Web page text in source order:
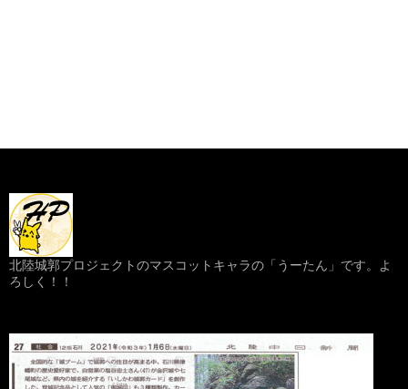
北陸城郭プロジェクトのマスコットキャラの「うーたん」です。よ
ろしく！！